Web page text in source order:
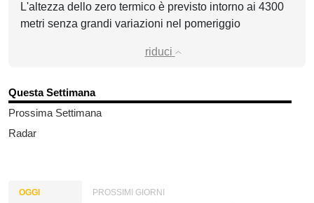
L'altezza dello zero termico è previsto intorno ai 4300
metri senza grandi variazioni nel pomeriggio
riduci
Questa Settimana
Prossima Settimana
Radar
OGGI PROSSIMI GIORNI